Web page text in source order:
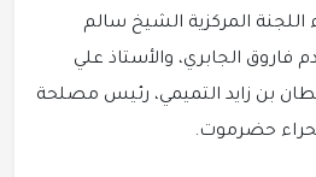
المركزية الشيخ سالم
فاروق الجابري، والأستاذ علي
بن زايد التميمي، رئيس مصلحة
حضرموت.